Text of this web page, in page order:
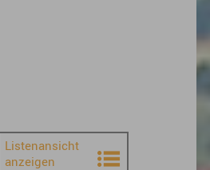
Listenansicht
anzeigen